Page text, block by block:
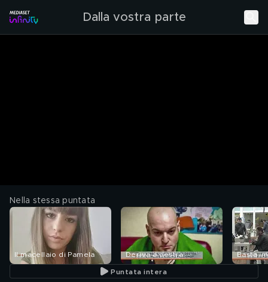
Dalla vostra parte
Nella stessa puntata
Il macellaio di Pamela Deriva a destra Basta
Puntata intera